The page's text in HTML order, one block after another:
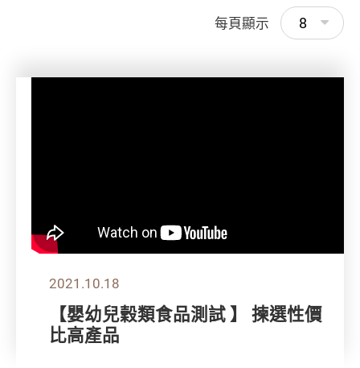
每頁顯示 8
2021.10.18
【嬰幼兒穀類食品測試 】 揀選性價
比高產品